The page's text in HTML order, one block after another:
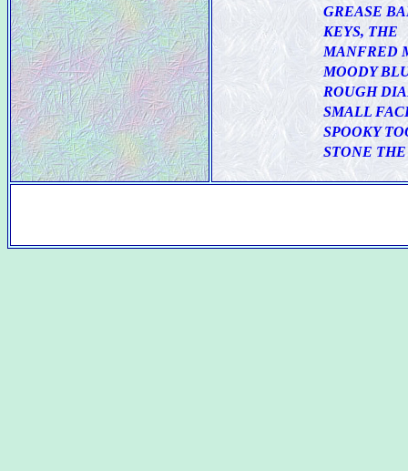
GREASE
KEYS, THE
MANFRED
MOODY
ROUGH
SMALL
SPOOKY
STONE THE